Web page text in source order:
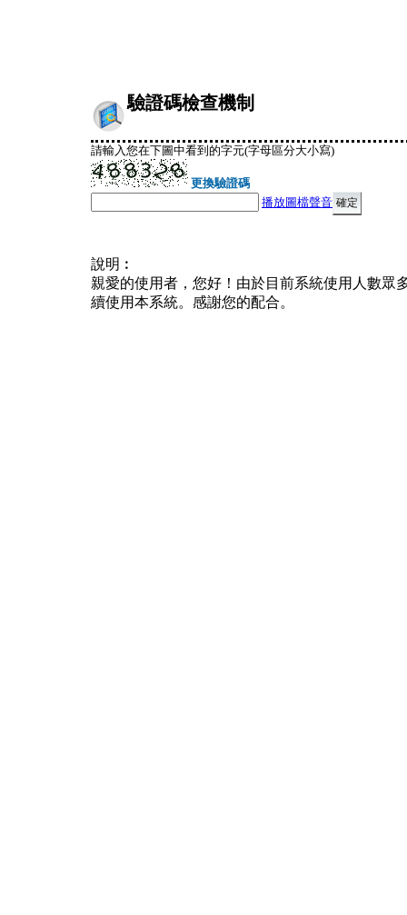
驗證碼檢查機制
請輸入您在下圖中看到的字元(字母區分大小寫)
更換驗證碼
播放圖檔聲音
說明︰
親愛的使用者，您好！由於目前系統使用人數眾
續使用本系統。感謝您的配合。